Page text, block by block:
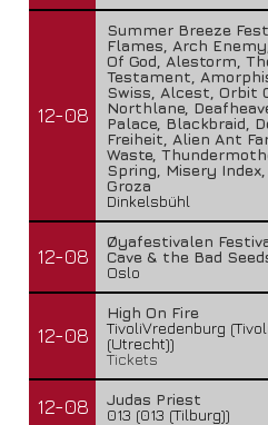
12-08
Summer Breeze
Flames, Arch
Of God, Alestorm,
Testament,
Swiss, Alcest, Orbit
Northlane,
Palace, Blackbraid,
Freiheit, Alien Ant
Waste,
Spring, Misery Index,
Groza
Dinkelsbühl
12-08
Øyafestivalen
Cave & the Bad
Oslo
12-08
High On Fire
TivoliVredenburg
(Utrecht))
Tickets
12-08
Judas Priest
013 (013 (Tilburg))